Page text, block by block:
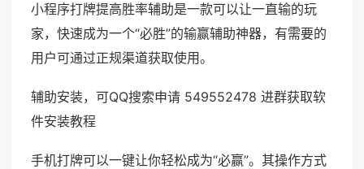
小程序打牌提高胜率辅助是一款可以让一直输的玩
家，快速成为一个“必胜”的输赢辅助神器，有需要的
用户可通过正规渠道获取使用。
辅助安装，可QQ搜索申请 549552478 进群获取软
件安装教程
手机打牌可以一键让你轻松成为“必赢”。其操作方式